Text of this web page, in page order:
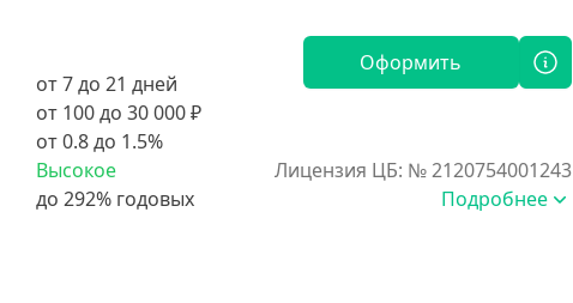
от 7 до 21 дней
от 100 до 30 000 ₽
от 0.8 до 1.5%
Высокое
Оформить
Лицензия ЦБ: № 2120754001243
Подробнее